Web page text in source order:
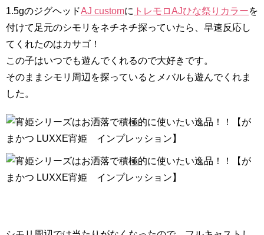
1.5gのジグヘッドAJ customに トレモロAJひな祭りカラーを
付けて足元のシモリをネチネチ探っていたら、早速反応し
てくれたのはカサゴ！
この子はいつでも遊んでくれるので大好きです。
そのままシモリ周辺を探っているとメバルも遊んでくれま
した。